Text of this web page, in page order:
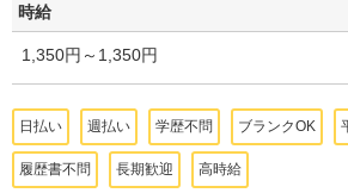
時給
1,350円～1,350円
日払い 週払い 学歴不問 ブランクOK
履歴書不問 長期歓迎 高時給